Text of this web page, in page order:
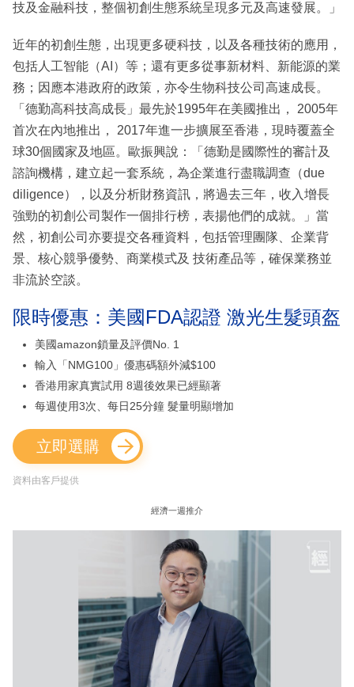
技及金融科技，整個初創生態系統呈現多元及高速發展。」
近年的初創生態，出現更多硬科技，以及各種技術的應用，
包括人工智能（AI）等；還有更多從事新材料、新能源的業
務；因應本港政府的政策，亦令生物科技公司高速成長。
「德勤高科技高成長」最先於1995年在美國推出， 2005年
首次在內地推出， 2017年進一步擴展至香港，現時覆蓋全
球30個國家及地區。歐振興說：「德勤是國際性的審計及
諮詢機構，建立起一套系統，為企業進行盡職調查（due
diligence），以及分析財務資訊，將過去三年，收入增長
強勁的初創公司製作一個排行榜，表揚他們的成就。」當
然，初創公司亦要提交各種資料，包括管理團隊、企業背
景、核心競爭優勢、商業模式及 技術產品等，確保業務並
非流於空談。
限時優惠：美國FDA認證 激光生髮頭盔
美國amazon鎖量及評價No. 1
輸入「NMG100」優惠碼額外減$100
香港用家真實試用 8週後效果已經顯著
每週使用3次、每日25分鐘 髮量明顯增加
立即選購
資料由客戶提供
經濟一週推介